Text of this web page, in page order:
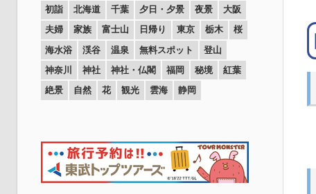
初詣
北海道 千葉 夕日・夕景 夜景
大阪
夫婦
家族 富士山 日帰り 東京 栃木
桜
海水浴
渓谷 温泉 無料スポット
登山
神奈川
神社 神社・仏閣 福岡 秘境
紅葉
絶景
自然 花 観光 雲海 静岡